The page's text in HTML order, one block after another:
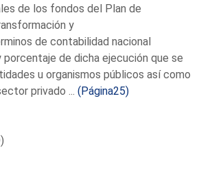
de los fondos del Plan de
y
de contabilidad nacional
porcentaje de dicha ejecución que se
u organismos públicos así como
privado ...(Página25)